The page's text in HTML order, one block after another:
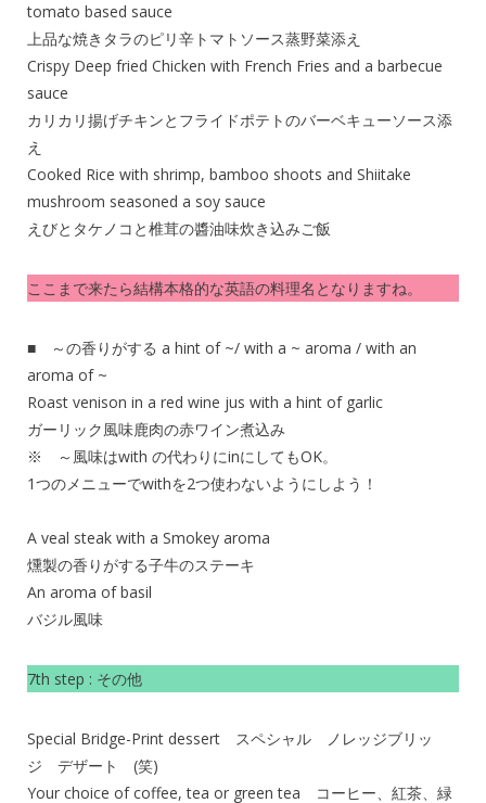
tomato based sauce
上品な焼きタラのピリ辛トマトソース蒸野菜添え
Crispy Deep fried Chicken with French Fries and a barbecue
sauce
カリカリ揚げチキンとフライドポテトのバーベキューソース添
え
Cooked Rice with shrimp, bamboo shoots and Shiitake
mushroom seasoned a soy sauce
えびとタケノコと椎茸の醬油味炊き込みご飯
ここまで来たら結構本格的な英語の料理名となりますね。
■ ～の香りがする a hint of ~/ with a ~ aroma / with an
aroma of ~
Roast venison in a red wine jus with a hint of garlic
ガーリック風味鹿肉の赤ワイン煮込み
※ ～風味はwith の代わりにinにしてもOK。
1つのメニューでwithを2つ使わないようにしよう！
A veal steak with a Smokey aroma
燻製の香りがする子牛のステーキ
An aroma of basil
バジル風味
7th step : その他
Special Bridge-Print dessert スペシャル ノレッジブリッ
ジ デザート (笑)
Your choice of coffee, tea or green tea コーヒー、紅茶、緑